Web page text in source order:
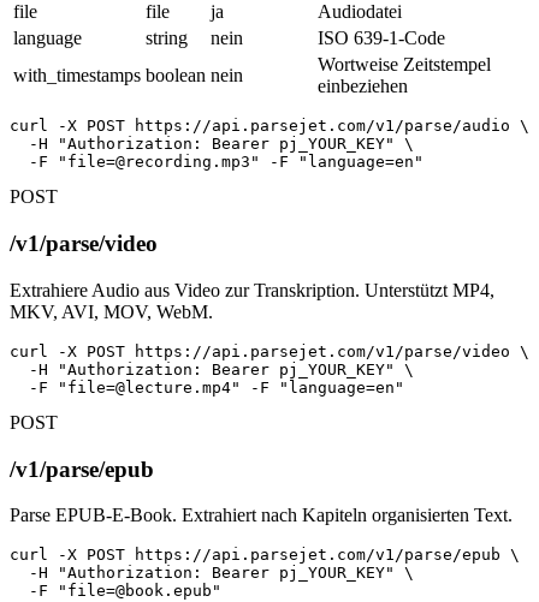
file
file ja
Audiodatei
language
string nein
ISO 639-1-Code
with_timestamps boolean nein
Wortweise Zeitstempel
einbeziehen
curl -X POST https://api.parsejet.com/v1/parse/audio \
  -H "Authorization: Bearer pj_YOUR_KEY" \
  -F "
file=@recording.mp3 " -F "language=en"
POST
/v1/parse/video
Extrahiere Audio aus Video zur Transkription. Unterstützt MP4,
MKV, AVI, MOV, WebM.
curl -X POST https://api.parsejet.com/v1/parse/video \
  -H "Authorization: Bearer pj_YOUR_KEY" \
  -F "
file=@lecture.mp4" -F "language=en"
POST
/v1/parse/epub
Parse EPUB-E-Book. Extrahiert nach Kapiteln organisierten Text.
curl -X POST https://api.parsejet.com/v1/parse/epub \
  -H "Authorization: Bearer pj_YOUR_KEY" \
  -F "
file=@book.epub "